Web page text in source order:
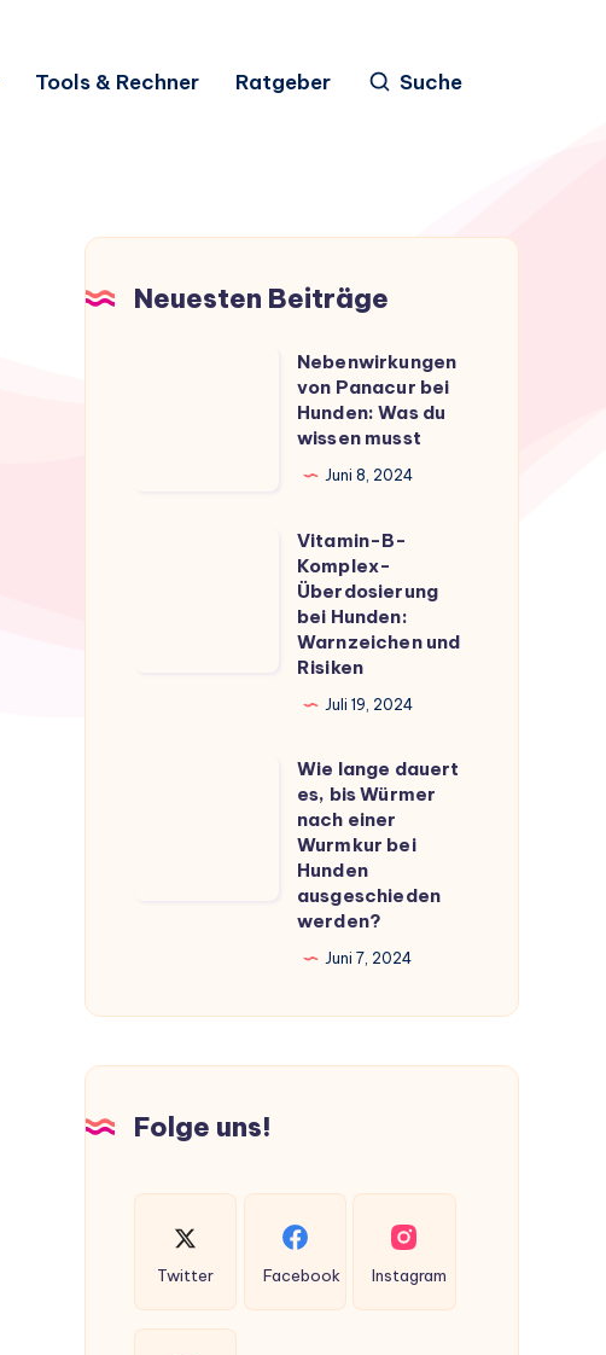
Tools & Rechner Ratgeber Suche
Neuesten Beiträge
Nebenwirkungen
von Panacur bei
Hunden: Was du
wissen musst
Juni 8, 2024
Vitamin-B-
Komplex-
Überdosierung
bei Hunden:
Warnzeichen und
Risiken
Juli 19, 2024
Hunden
ausgeschieden
Wie lange dauert
es, bis Würmer
nach einer
Wurmkur bei
Hunden
ausgeschieden
werden?
Juni 7, 2024
Folge uns!
Twitter Facebook Instagram